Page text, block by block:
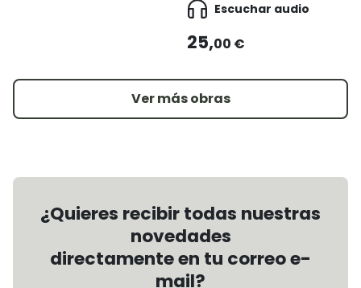
Escuchar audio
25,00 €
Ver más obras
¿Quieres recibir todas nuestras
novedades
directamente en tu correo e-
mail?